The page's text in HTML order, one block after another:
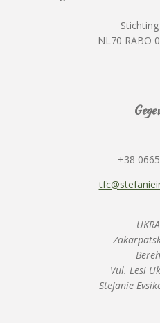
NL70 RABO
+38
Vul. Lesi
Stefanie